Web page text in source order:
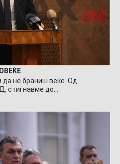
да не браниш веќе. Од
стигнавме до…